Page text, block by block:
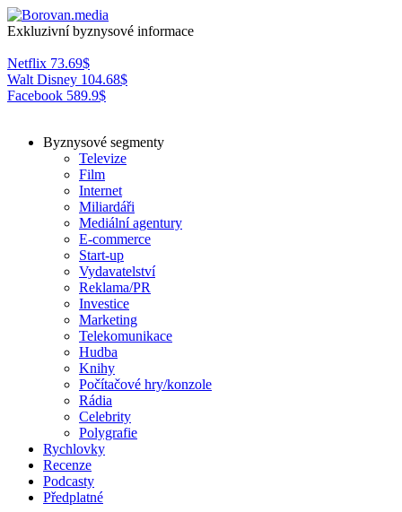
Exkluzivní byznysové informace
Netflix 73.69$
Walt Disney 104.68$
Facebook 589.9$
Byznysové segmenty
Televize
Film
Internet
Miliardáři
Mediální agentury
E-commerce
Start-up
Vydavatelství
Reklama/PR
Investice
Marketing
Telekomunikace
Hudba
Knihy
Počítačové hry/konzole
Rádia
Celebrity
Polygrafie
Rychlovky
Recenze
Podcasty
Předplatné